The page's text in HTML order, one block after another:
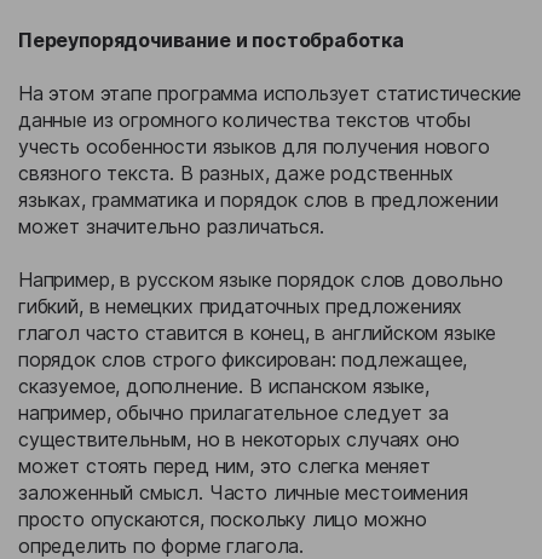
Переупорядочивание и постобработка
На этом этапе программа использует статистические
данные из огромного количества текстов чтобы
учесть особенности языков для получения нового
связного текста. В разных, даже родственных
языках, грамматика и порядок слов в предложении
может значительно различаться.
Например, в русском языке порядок слов довольно
гибкий, в немецких придаточных предложениях
глагол часто ставится в конец, в английском языке
порядок слов строго фиксирован: подлежащее,
сказуемое, дополнение. В испанском языке,
например, обычно прилагательное следует за
существительным, но в некоторых случаях оно
может стоять перед ним, это слегка меняет
заложенный смысл. Часто личные местоимения
просто опускаются, поскольку лицо можно
определить по форме глагола.